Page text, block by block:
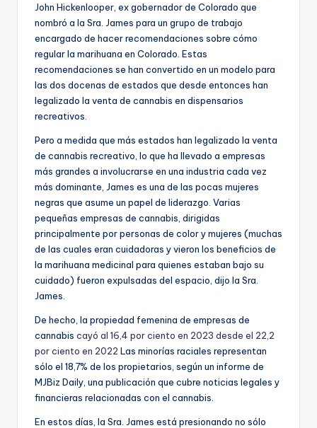
John Hickenlooper, ex gobernador de Colorado que
nombró a la Sra. James para un grupo de trabajo
encargado de hacer recomendaciones sobre cómo
regular la marihuana en Colorado. Estas
recomendaciones se han convertido en un modelo para
las dos docenas de estados que desde entonces han
legalizado la venta de cannabis en dispensarios
recreativos.
Pero a medida que más estados han legalizado la venta
de cannabis recreativo, lo que ha llevado a empresas
más grandes a involucrarse en una industria cada vez
más dominante, James es una de las pocas mujeres
negras que asume un papel de liderazgo. Varias
pequeñas empresas de cannabis, dirigidas
principalmente por personas de color y mujeres (muchas
de las cuales eran cuidadoras y vieron los beneficios de
la marihuana medicinal para quienes estaban bajo su
cuidado) fueron expulsadas del espacio, dijo la Sra.
James.
De hecho, la propiedad femenina de empresas de
cannabis cayó al 16,4 por ciento en 2023 desde el 22,2
por ciento en 2022 Las minorías raciales representan
sólo el 18,7% de los propietarios, según un informe de
MJBiz Daily, una publicación que cubre noticias legales y
financieras relacionadas con el cannabis.
En estos días, la Sra. James está presionando no sólo